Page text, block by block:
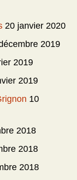
20 janvier 2020
2019
2019
2019
10
2018
2018
2018